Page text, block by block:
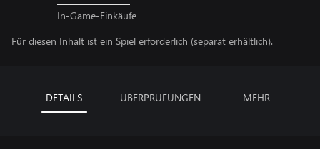
In-Game-Einkäufe
Für diesen Inhalt ist ein Spiel erforderlich (separat erhältlich).
DETAILS ÜBERPRÜFUNGEN MEHR